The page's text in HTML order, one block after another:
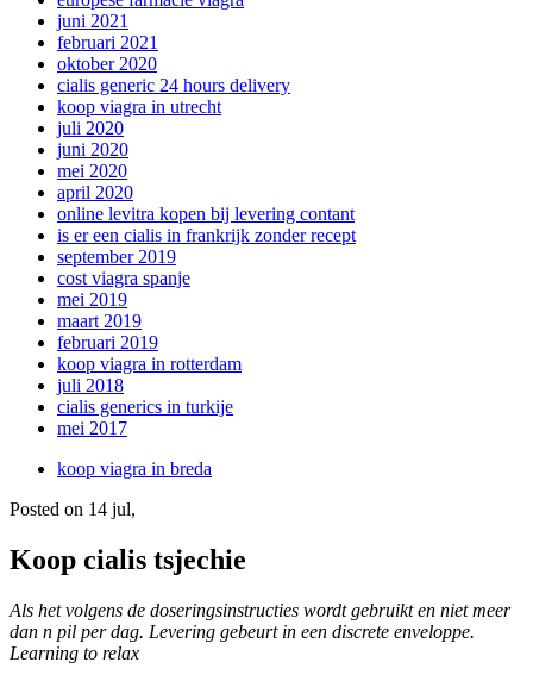
juni 2021
februari 2021
oktober 2020
cialis generic 24 hours delivery
koop viagra in utrecht
juli 2020
juni 2020
mei 2020
april 2020
online levitra kopen bij levering contant
is er een cialis in frankrijk zonder recept
september 2019
cost viagra spanje
mei 2019
maart 2019
februari 2019
koop viagra in rotterdam
juli 2018
cialis generics in turkije
mei 2017
koop viagra in breda
Posted on 14 jul,
Koop cialis tsjechie
Als het volgens de doseringsinstructies wordt gebruikt en niet meer
dan n pil per dag. Levering gebeurt in een discrete enveloppe.
Learning to relax